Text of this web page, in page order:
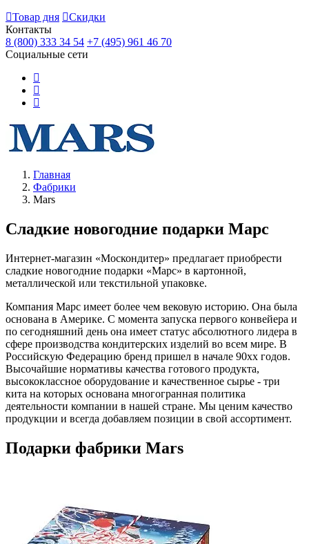
Товар дня
Скидки
Контакты
8 (800) 333 34 54 +7 (495) 961 46 70
Социальные сети
Главная
Фабрики
Mars
Сладкие новогодние подарки Марс
Интернет-магазин «Москондитер» предлагает приобрести
сладкие новогодние подарки «Марс» в картонной,
металлической или текстильной упаковке.
Компания Марс имеет более чем вековую историю. Она была
основана в Америке. С момента запуска первого конвейера и
по сегодняшний день она имеет статус абсолютного лидера в
сфере производства кондитерских изделий во всем мире. В
Российскую Федерацию бренд пришел в начале 90хх годов.
Высочайшие нормативы качества готового продукта,
высококлассное оборудование и качественное сырье - три
кита на которых основана многогранная политика
деятельности компании в нашей стране. Мы ценим качество
продукции и всегда добавляем позиции в свой ассортимент.
Подарки фабрики Mars